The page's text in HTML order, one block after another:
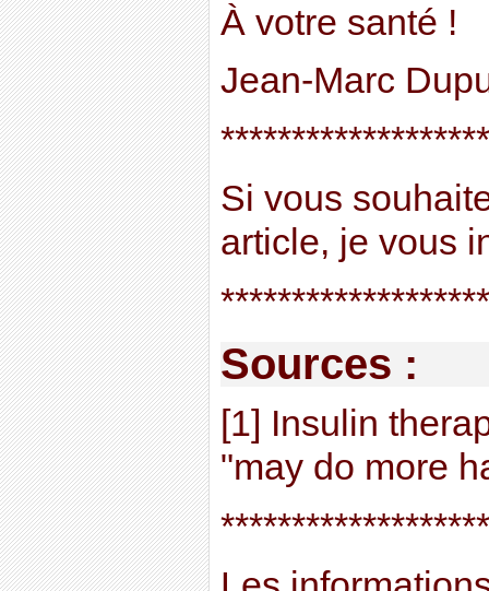
À votre santé !
Jean-Marc
Si vous
article, je vous
Sources :
[1] Insulin
"may do more